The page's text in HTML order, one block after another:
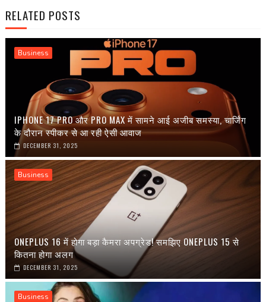
RELATED POSTS
Business
IPHONE 17 PRO और PRO MAX में सामने आई अजीब समस्या, चार्जिंग
के दौरान स्पीकर से आ रही ऐसी आवाज
DECEMBER 31, 2025
Business
ONEPLUS 16 में होगा बड़ा कैमरा अपग्रेड! समझिए ONEPLUS 15 से
कितना होगा अलग
DECEMBER 31, 2025
Business